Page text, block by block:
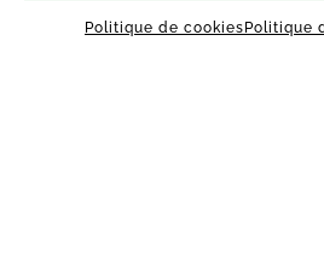
Politique de cookies Politique
77130 Saint-Germain-Laval